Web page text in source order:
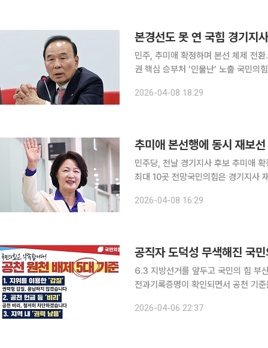
본경선도 못 연 국힘 경기지
민주, 추미애 확정하며 본선 체제 전
권 핵심 승부처 ‘인물난’ 노출 국민의힘이 6·3 지방선거 경기도지사 후보를 추가 공모하기로 하면서
를 확정하며 본선 체제로 전환한 시
2026-04-08 18:29
추미애 본선행에 동시 재보
민주당, 전날 경기지사 후보 추미애
최대 10곳 전망국민의힘은 경기지사 재공모 구인난 추미애 더불어민주
퇴로 같은 날 치러지는 국회의원 재
2026-04-08 16:29
공직자 도덕성 무색해진 국
6.3 지방선거를 앞두고 국민의 힘 부산시당
전과기록증명이 확인되면서 공천 기
서 "공천 시스템이 국민의 눈높이랑
2026-04-06 22:37